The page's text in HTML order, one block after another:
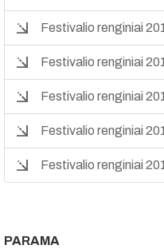
Festivalio renginiai
Festivalio renginiai
Festivalio renginiai
Festivalio renginiai
Festivalio renginiai
PARAMA